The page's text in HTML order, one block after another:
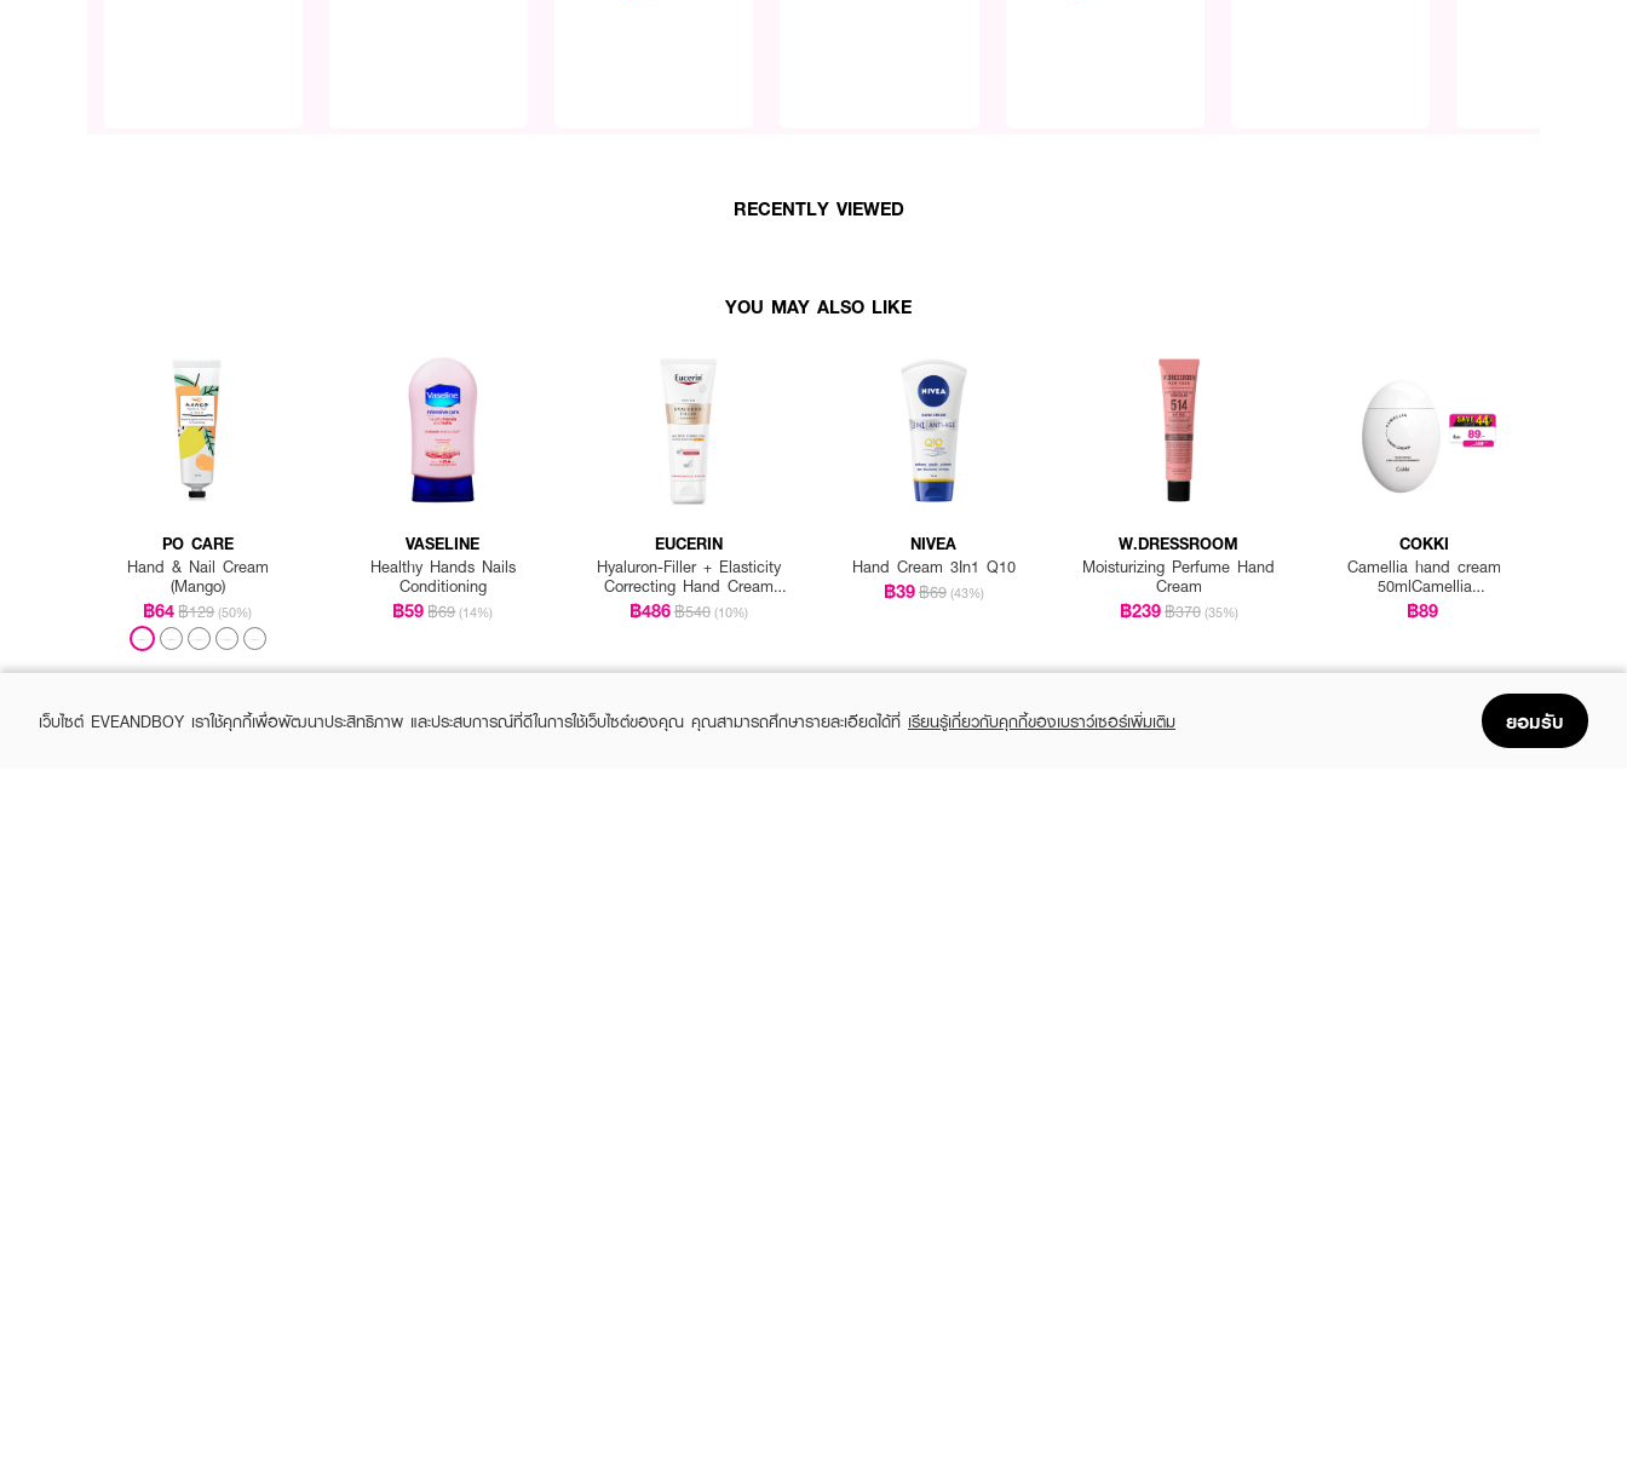
How to Use :
หลังการล้างมือทุกครั้ง ใช้ CERAVE Reparative Hand Cream ทาลูบไล้บำรุงผิวมือเป็นประจำทุกวัน
RECENTLY VIEWED
YOU MAY ALSO LIKE
PO CARE
Hand & Nail Cream
(Mango)
฿64฿129 (50%)
VASELINE
Healthy Hands Nails
Conditioning
฿59฿69 (14%)
EUCERIN
Hyaluron-Filler + Elasticity
Correcting Hand Cream
Spf 30
฿486฿540 (10%)
NIVEA
Hand Cream 3In1 Q10
฿39฿69 (43%)
W.DRESSROOM
Moisturizing Perfume Hand
Cream
฿239฿370 (35%)
COKKI
Camellia hand cream
50mlCamellia
Extract,Glycerin, Sodium
Hyaluronate
฿89
เว็บไซต์ EVEANDBOY เราใช้คุกกี้เพื่อพัฒนาประสิทธิภาพ และประสบการณ์ที่ดีในการใช้เว็บไซต์ของคุณ คุณสามารถศึกษารายละเอียดได้ที่ เรียนรู้เกี่ยวกับคุกกี้ของเบราว์เซอร์เพิ่มเติม ยอมรับ